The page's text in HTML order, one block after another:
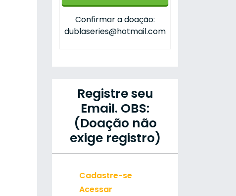
Confirmar a doação:
dublaseries@hotmail.com
Registre seu
Email. OBS:
(Doação não
exige registro)
Cadastre-se
Acessar